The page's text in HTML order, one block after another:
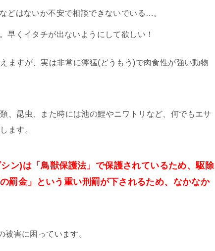
どはないか不安で相談できないでいる…。
くイタチが出ないようにして欲しい！
ますが、実は非常に獰猛(どうもう)で肉食性が強い動物
、昆虫、また時には池の鯉やニワトリなど、何でもエサ
ます。
ン)は「鳥獣保護法」で保護されているため、駆除
罰金」という重い刑罰が下されるため、なかなか
害に困っています。